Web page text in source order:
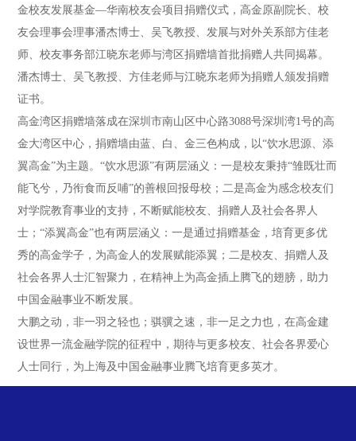
金校友发展基金—华南校友会项目捐赠仪式，高金原副院长、校
友会理事会理事潘杰博士、吴飞教授、发展与对外关系部方佳老
师、校友事务部江晓东老师与湾区捐赠墙首批捐赠人共同揭幕。
潘杰博士、吴飞教授、方佳老师与江晓东老师为捐赠人颁发捐赠
证书。
高金湾区捐赠墙落成在深圳市南山区中心路3088号深圳湾1号的高
金大湾区中心，捐赠墙由蓝、白、金三色构成，以“饮水思源、添
翼高金”为主题。“饮水思源”有两层涵义：一是校友秉持“雏既壮而
能飞兮，乃衔食而反哺”的善根回报母校；二是高金为感念校友们
对学院教育事业的支持，不断赋能校友、捐赠人及社会各界人
士；“添翼高金”也有两层涵义：一是通过捐赠基金，培育更多优
秀的高金学子，为高金人的发展赋能添翼；二是校友、捐赠人及
社会各界人士汇智聚力，在精神上为高金插上腾飞的翅膀，助力
中国金融事业不断发展。
大鹏之动，非一羽之轻也；骐骥之速，非一足之力也，在高金建
设世界一流金融学院的征程中，期待与更多校友、社会各界爱心
人士同行，为上海及中国金融事业腾飞培育更多英才。